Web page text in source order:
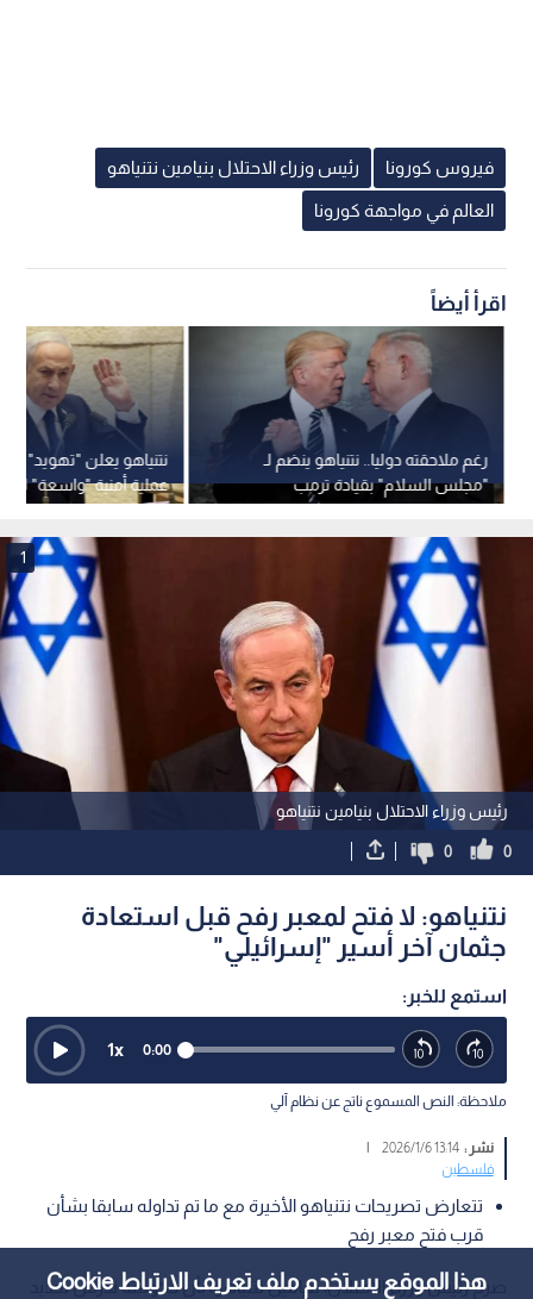
هذا الموقع يستخدم ملف تعريف الارتباط Cookie
فيروس كورونا رئيس وزراء الاحتلال بنيامين نتنياهو
العالم في مواجهة كورونا
اقرأ أيضاً
نتنياهو يعلن "تهويد"
عملية أمنية "واسعة"
رغم ملاحقته دوليا.. نتنياهو ينضم لـ
"مجلس السلام" بقيادة ترمب
رئيس وزراء الاحتلال بنيامين نتنياهو
1
0
0
نتنياهو: لا فتح لمعبر رفح قبل استعادة
جثمان آخر أسير "إسرائيلي"
استمع للخبر:
0:00
1x
ملاحظة: النص المسموع ناتج عن نظام آلي
نشر :13:14 2026/1/6
|
فلسطين
تتعارض تصريحات نتنياهو الأخيرة مع ما تم تداوله سابقا بشأن
قرب فتح معبر رفح
صرح رئيس وزراء الاحتلال، بنيامين نتنياهو، بأن حكومته تدرس تحديد